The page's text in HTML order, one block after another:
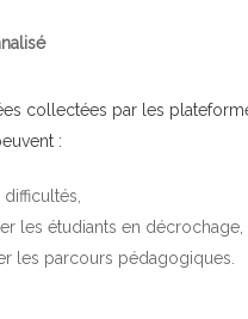
collectées par les
:
les étudiants en décrochage,
les parcours pédagogiques.